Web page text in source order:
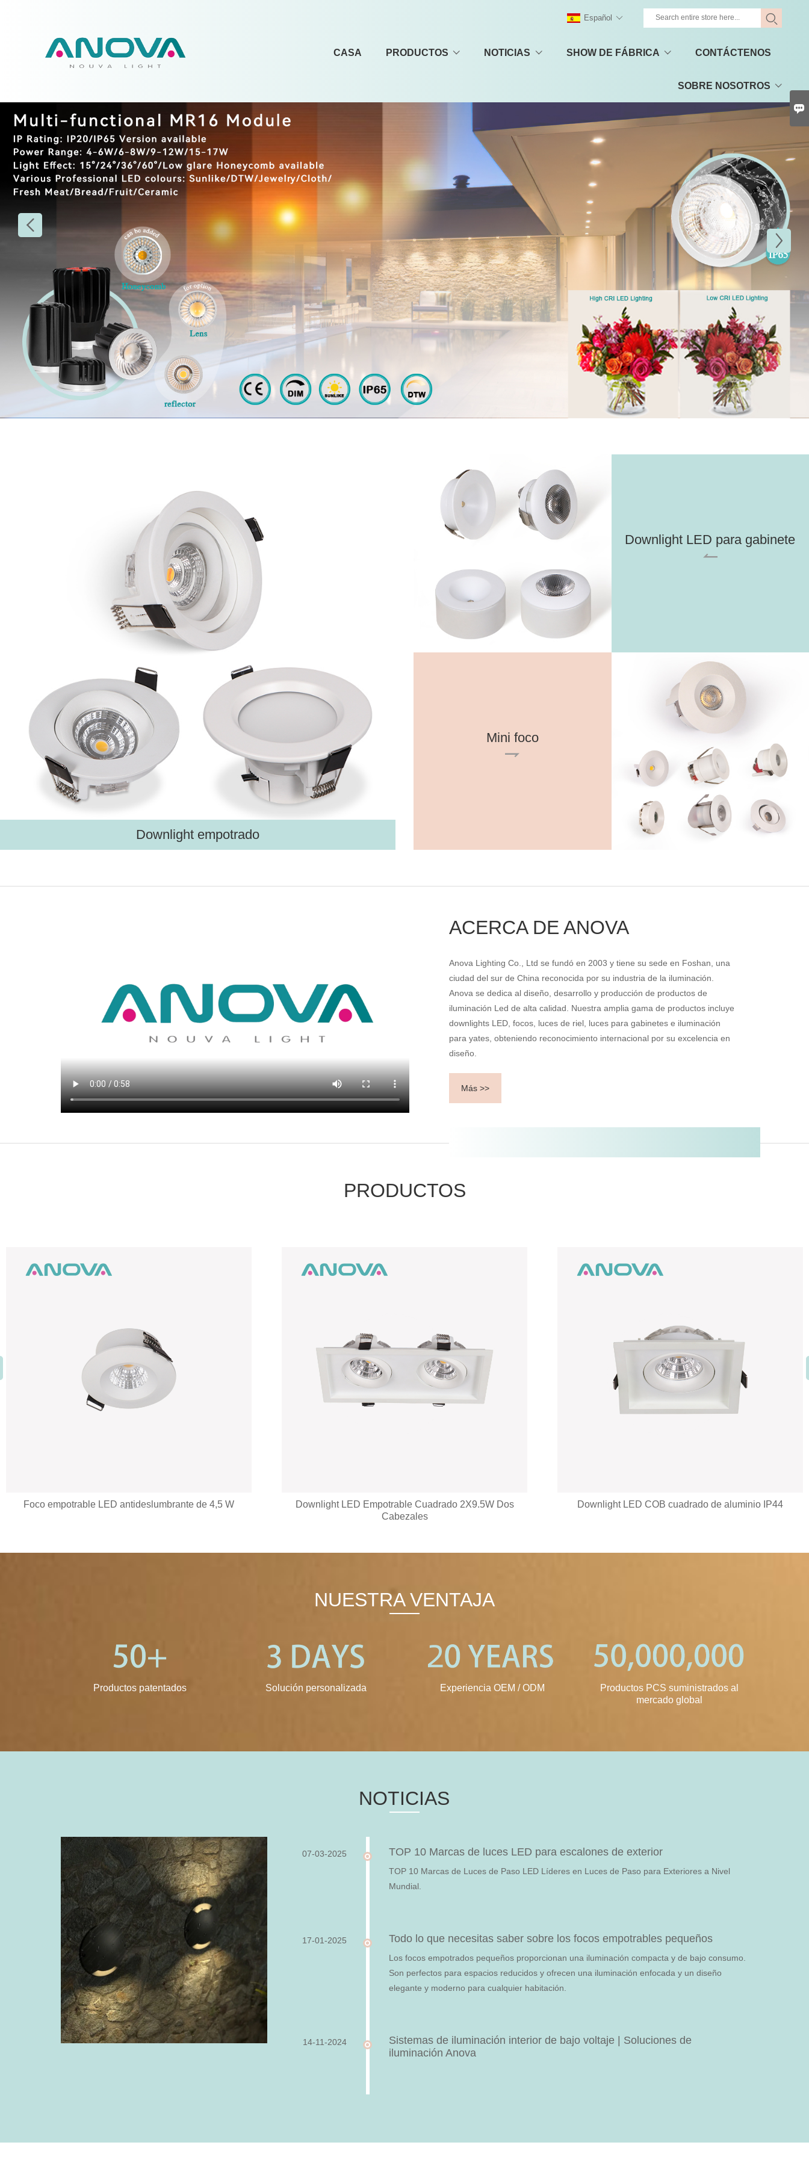
CASA PRODUCTOS NOTICIAS SHOW DE FÁBRICA CONTÁCTENOS
SOBRE NOSOTROS
Español
Downlight empotrado
Downlight LED para gabinete

Mini foco

ACERCA DE ANOVA
Anova Lighting Co., Ltd se fundó en 2003 y tiene su sede en Foshan, una
ciudad del sur de China reconocida por su industria de la iluminación.
Anova se dedica al diseño, desarrollo y producción de productos de
iluminación Led de alta calidad. Nuestra amplia gama de productos incluye
downlights LED, focos, luces de riel, luces para gabinetes e iluminación
para yates, obteniendo reconocimiento internacional por su excelencia en
diseño.
Más >>
PRODUCTOS
7 años de garantía Downlight LED empotrado regulable Downlight LED Empotrable Regulable Aluminio 7W Fijo
Downlight LED empotrable inclinado con cubierta
NUESTRA VENTAJA
Productos patentados Solución personalizada Experiencia OEM / ODM
Productos PCS suministrados al
mercado global
NOTICIAS
07-03-2025 TOP 10 Marcas de luces LED para escalones de exterior
TOP 10 Marcas de Luces de Paso LED Líderes en Luces de Paso para Exteriores a Nivel
Mundial.
17-01-2025 Todo lo que necesitas saber sobre los focos empotrables pequeños
Los focos empotrados pequeños proporcionan una iluminación compacta y de bajo consumo.
Son perfectos para espacios reducidos y ofrecen una iluminación enfocada y un diseño
elegante y moderno para cualquier habitación.
14-11-2024
Sistemas de iluminación interior de bajo voltaje | Soluciones de
iluminación Anova
